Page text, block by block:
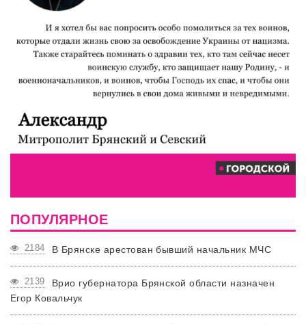
ПОПУЛЯРНОЕ
2184 В Брянске арестован бывший начальник МЧС
2139
Врио губернатора Брянской области назначен
Егор Ковальчук